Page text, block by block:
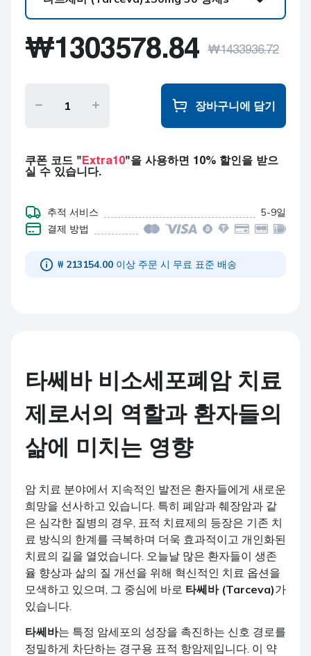
150mg 30 정제s
₩1303578.84 ₩1433936.72
장바구니에 담기
쿠폰 코드 " Extra10"을 사용하면 10% 할인을 받으
실 수 있습니다.
추적 서비스
5-9일
결제 방법
₩ 213154.00 이상 주문 시 무료 표준 배송
타쎄바 비소세포폐암 치료
제로서의 역할과 환자들의
삶에 미치는 영향
암 치료 분야에서 지속적인 발전은 환자들에게 새로운
희망을 선사하고 있습니다. 특히 폐암과 췌장암과 같
은 심각한 질병의 경우, 표적 치료제의 등장은 기존 치
료 방식의 한계를 극복하며 더욱 효과적이고 개인화된
치료의 길을 열었습니다. 오늘날 많은 환자들이 생존
율 향상과 삶의 질 개선을 위해 혁신적인 치료 옵션을
모색하고 있으며, 그 중심에 바로 타쎄바 (Tarceva)가
있습니다.
타쎄바는 특정 암세포의 성장을 촉진하는 신호 경로를
정밀하게 차단하는 경구용 표적 항암제입니다. 이 약